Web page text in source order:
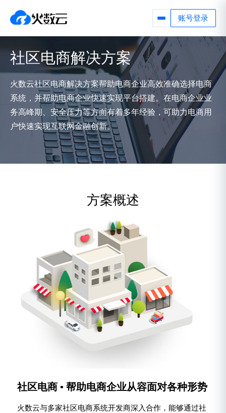
账号登录
社区电商解决方案
火数云社区电商解决方案帮助电商企业高效准确选择电商
系统，并帮助电商企业快速实现平台搭建。在电商企业业
务高峰期、安全压力等方面有着多年经验，可助力电商用
户快速实现互联网金融创新。
方案概述
社区电商 • 帮助电商企业从容面对各种形势
火数云与多家社区电商系统开发商深入合作，能够通过社